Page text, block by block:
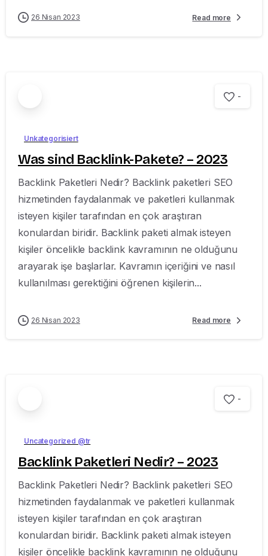
26 Nisan 2023 Read more
-
Unkategorisiert
Was sind Backlink-Pakete? – 2023
Backlink Paketleri Nedir? Backlink paketleri SEO
hizmetinden faydalanmak ve paketleri kullanmak
isteyen kişiler tarafından en çok araştıran
konulardan biridir. Backlink paketi almak isteyen
kişiler öncelikle backlink kavramının ne olduğunu
arayarak işe başlarlar. Kavramın içeriğini ve nasıl
kullanılması gerektiğini öğrenen kişilerin...
26 Nisan 2023 Read more
-
Uncategorized @tr
Backlink Paketleri Nedir? – 2023
Backlink Paketleri Nedir? Backlink paketleri SEO
hizmetinden faydalanmak ve paketleri kullanmak
isteyen kişiler tarafından en çok araştıran
konulardan biridir. Backlink paketi almak isteyen
kişiler öncelikle backlink kavramının ne olduğunu